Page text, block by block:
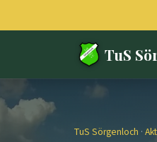
TuS
TuS Sörgenloch ·